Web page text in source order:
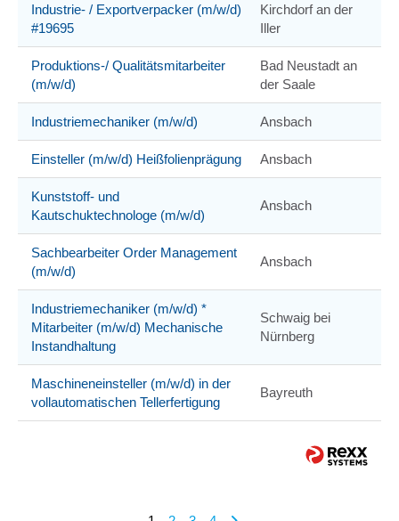
Industrie- / Exportverpacker (m/w/d)
#19695
Kirchdorf an der
Iller
Produktions-/ Qualitätsmitarbeiter
(m/w/d)
Bad Neustadt an
der Saale
Industriemechaniker (m/w/d) Ansbach
Einsteller (m/w/d) Heißfolienprägung Ansbach
Kunststoff- und
Kautschuktechnologe (m/w/d)
Ansbach
Sachbearbeiter Order Management
(m/w/d)
Ansbach
Industriemechaniker (m/w/d) *
Mitarbeiter (m/w/d) Mechanische
Instandhaltung
Schwaig bei
Nürnberg
Maschineneinsteller (m/w/d) in der
vollautomatischen Tellerfertigung
Bayreuth